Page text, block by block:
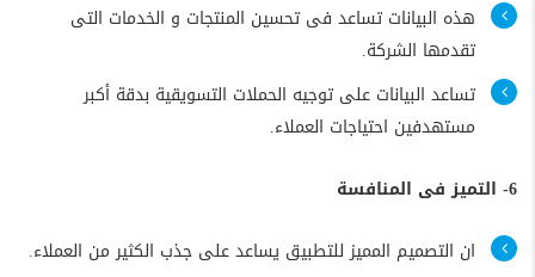
هذه البيانات تساعد فى تحسين المنتجات و الخدمات التى
تقدمها الشركة.
تساعد البيانات على توجيه الحملات التسويقية بدقة أكبر
مستهدفين احتياجات العملاء.
6- التميز فى المنافسة
ان التصميم المميز للتطبيق يساعد على جذب الكثير من العملاء.